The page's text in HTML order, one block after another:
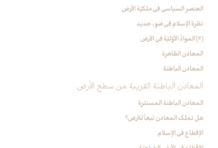
العنصر السياسي في ملكيّة الأرض
نظرة الإسلام في ضوء جديد
[2] الموادّ الأوّليّة في الأرض‏
المعادن الظاهرة
المعادن الباطنة
المعادن الباطنة القريبة من سطح الأرض
المعادن الباطنة المستترة
هل تملك المعادن تبعاً للأرض؟
الإقطاع في الإسلام